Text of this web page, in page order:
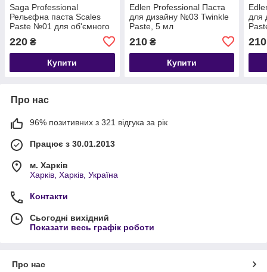
Saga Professional
Рельєфна паста Scales
Paste №01 для об'ємного
дизайну без липкого шару,
5 мл
220 ₴
Купити
Edlen Professional Паста
для дизайну №03 Twinkle
Paste, 5 мл
210₴
Купити
для
210
Про нас
96% позитивних з 321 відгука за рік
Працює з 30.01.2013
м. Харків
Харків, Харків, Україна
Контакти
Сьогодні вихідний
Показати весь графік роботи
Про нас